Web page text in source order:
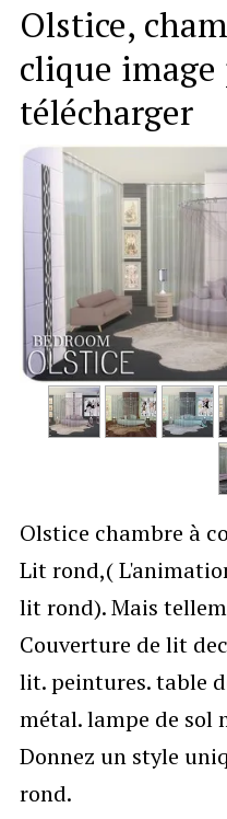
Olstice,
clique image
télécharger
Olstice chambre à
Lit rond,(
lit rond). Mais
Couverture de lit
lit. peintures. table
métal. lampe de sol
Donnez un style
rond.